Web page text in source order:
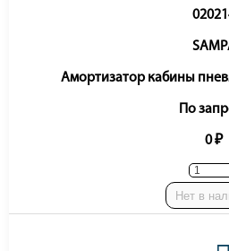
Амортизатор кабины
По
0 ₽
Нет в